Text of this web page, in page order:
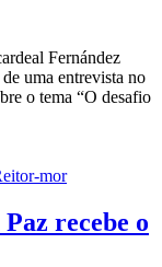
Fernández
uma entrevista no
o tema “O desafio
recebe o